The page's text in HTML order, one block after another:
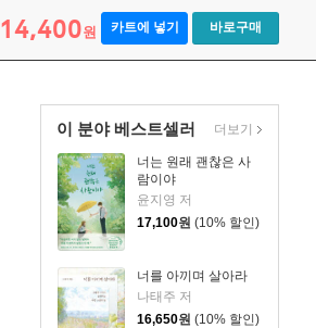
14,400원 카트에 넣기 바로구매
이 분야 베스트셀러
너는 원래 괜찮은 사
람이야
윤지영 저
17,100원 (10% 할인)
너를 아끼며 살아라
나태주 저
16,650원 (10% 할인)
더보기